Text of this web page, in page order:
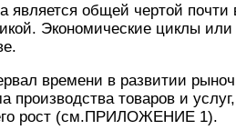
является общей чертой
Экономические циклы
времени в развитии
производства товаров и
рост (см.ПРИЛОЖЕНИЕ 1).